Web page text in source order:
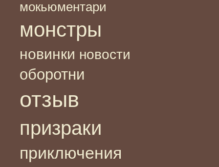
мокьюментари
монстры
новинки новости
оборотни
отзыв
призраки
приключения